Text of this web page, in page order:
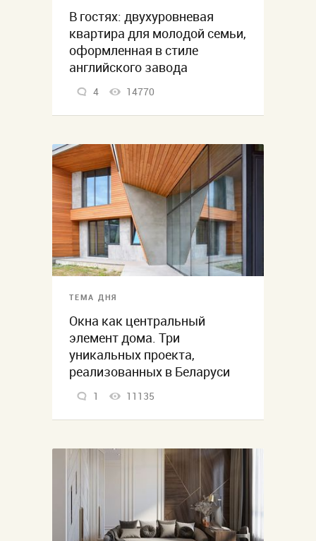
В гостях: двухуровневая
квартира для молодой семьи,
оформленная в стиле
английского завода
4 14770
ТЕМА ДНЯ
Окна как центральный
элемент дома. Три
уникальных проекта,
реализованных в Беларуси
1 11135